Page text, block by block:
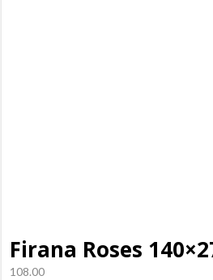
Firana Roses
108.00